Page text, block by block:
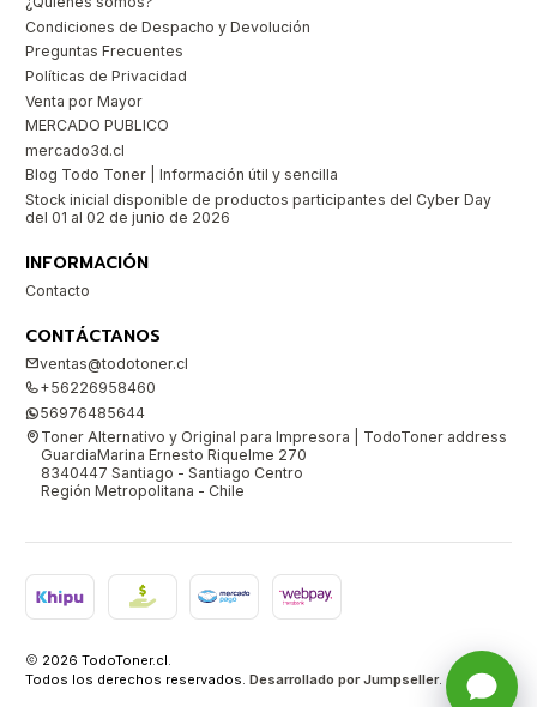
Condiciones de Despacho y Devolución
Preguntas Frecuentes
Políticas de Privacidad
Venta por Mayor
MERCADO PUBLICO
mercado3d.cl
Blog Todo Toner | Información útil y sencilla
Stock inicial disponible de productos participantes del Cyber Day
del 01 al 02 de junio de 2026
INFORMACIÓN
Contacto
CONTÁCTANOS
ventas@todotoner.cl
+56226958460
56976485644
Toner Alternativo y Original para Impresora | TodoToner address
GuardiaMarina Ernesto Riquelme 270
8340447 Santiago - Santiago Centro
Región Metropolitana - Chile
2026 TodoToner.cl.
Todos los derechos reservados. Desarrollado por Jumpseller.